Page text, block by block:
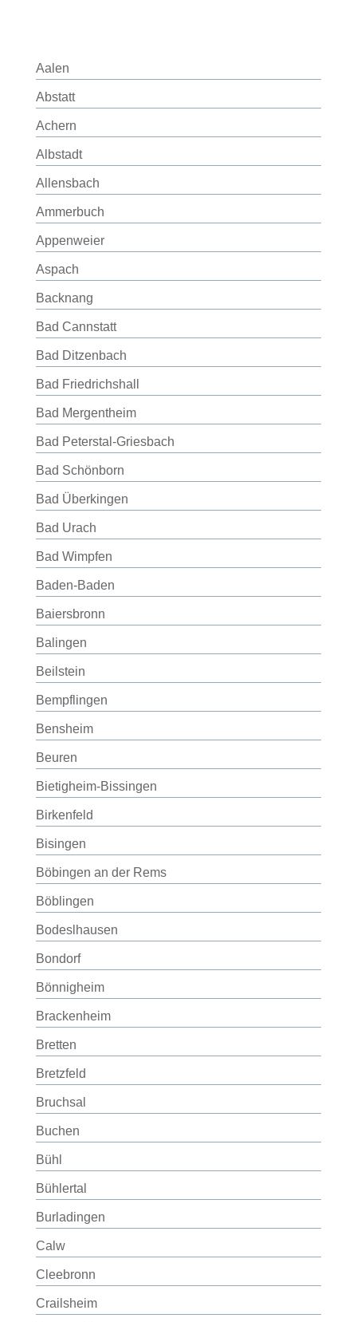
Aalen
Abstatt
Achern
Albstadt
Allensbach
Ammerbuch
Appenweier
Aspach
Backnang
Bad Cannstatt
Bad Ditzenbach
Bad Friedrichshall
Bad Mergentheim
Bad Peterstal-Griesbach
Bad Schönborn
Bad Überkingen
Bad Urach
Bad Wimpfen
Baden-Baden
Baiersbronn
Balingen
Beilstein
Bempflingen
Bensheim
Beuren
Bietigheim-Bissingen
Birkenfeld
Bisingen
Böbingen an der Rems
Böblingen
Bodeslhausen
Bondorf
Bönnigheim
Brackenheim
Bretten
Bretzfeld
Bruchsal
Buchen
Bühl
Bühlertal
Burladingen
Calw
Cleebronn
Crailsheim